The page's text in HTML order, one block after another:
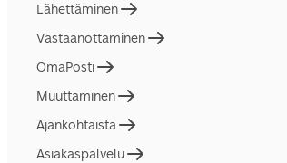
Lähettäminen
Vastaanottaminen
OmaPosti
Muuttaminen
Ajankohtaista
Asiakaspalvelu